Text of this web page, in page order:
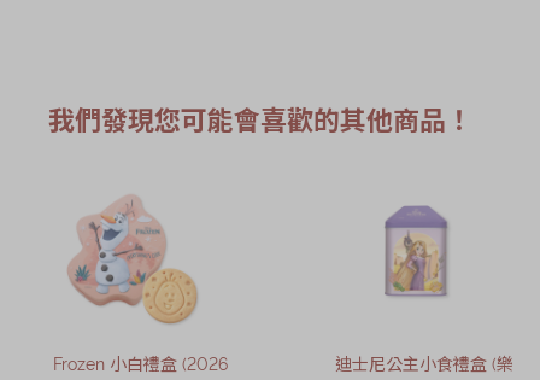
我們發現您可能會喜歡的其他商品！
Frozen 小白禮盒 (2026
迪士尼公主小食禮盒 (樂